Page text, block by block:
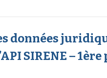
données
SIRENE – 1ère